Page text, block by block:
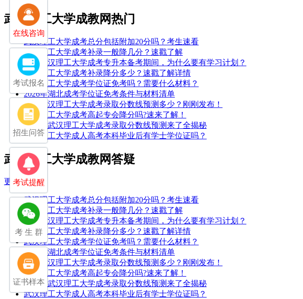
武汉理工大学成教网热门
武汉理工大学成考总分包括附加20分吗？考生速看
武汉理工大学成考补录一般降几分？速戳了解
25年武汉理工大学成考专升本备考期间，为什么要有学习计划？
武汉理工大学成考补录降分多少？速戳了解详情
武汉理工大学成考学位证免考吗？需要什么材料？
2026年湖北成考学位证免考条件与材料清单
2025武汉理工大学成考录取分数线预测多少？刚刚发布！
武汉理工大学成考高起专会降分吗?速来了解！
2026年武汉理工大学成考录取分数线预测来了全揭秘
武汉理工大学成人高考本科毕业后有学士学位证吗？
武汉理工大学成教网答疑
更多>>
武汉理工大学成考总分包括附加20分吗？考生速看
武汉理工大学成考补录一般降几分？速戳了解
25年武汉理工大学成考专升本备考期间，为什么要有学习计划？
武汉理工大学成考补录降分多少？速戳了解详情
武汉理工大学成考学位证免考吗？需要什么材料？
2026年湖北成考学位证免考条件与材料清单
2025武汉理工大学成考录取分数线预测多少？刚刚发布！
武汉理工大学成考高起专会降分吗?速来了解！
2026年武汉理工大学成考录取分数线预测来了全揭秘
武汉理工大学成人高考本科毕业后有学士学位证吗？
在线咨询
考试报名
招生问答
考试提醒
考 生 群
证书样本